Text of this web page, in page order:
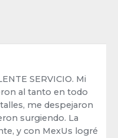
SERVICIO. Mi
al tanto en todo
me despejaron
surgiendo. La
y con MexUs logré